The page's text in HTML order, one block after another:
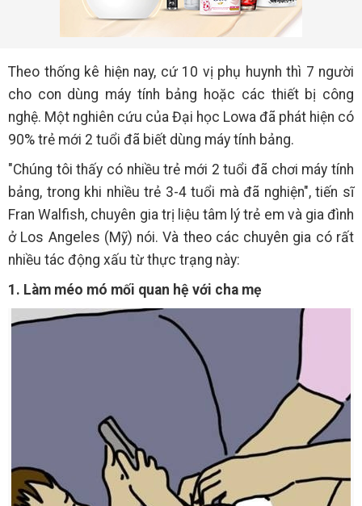
Theo thống kê hiện nay, cứ 10 vị phụ huynh thì 7 người
cho con dùng máy tính bảng hoặc các thiết bị công
nghệ. Một nghiên cứu của Đại học Lowa đã phát hiện có
90% trẻ mới 2 tuổi đã biết dùng máy tính bảng.
"Chúng tôi thấy có nhiều trẻ mới 2 tuổi đã chơi máy tính
bảng, trong khi nhiều trẻ 3-4 tuổi mà đã nghiện", tiến sĩ
Fran Walfish, chuyên gia trị liệu tâm lý trẻ em và gia đình
ở Los Angeles (Mỹ) nói. Và theo các chuyên gia có rất
nhiều tác động xấu từ thực trạng này:
1. Làm méo mó mối quan hệ với cha mẹ